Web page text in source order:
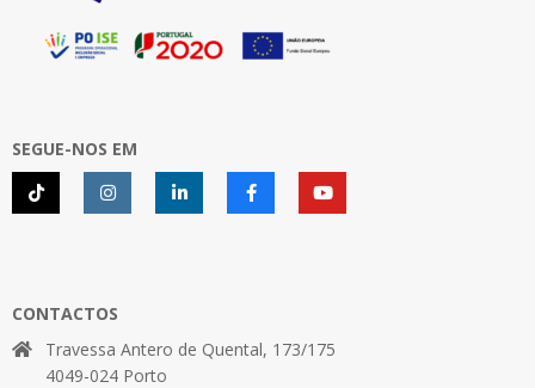
SEGUE-NOS EM
CONTACTOS
Travessa Antero de Quental, 173/175
4049-024 Porto